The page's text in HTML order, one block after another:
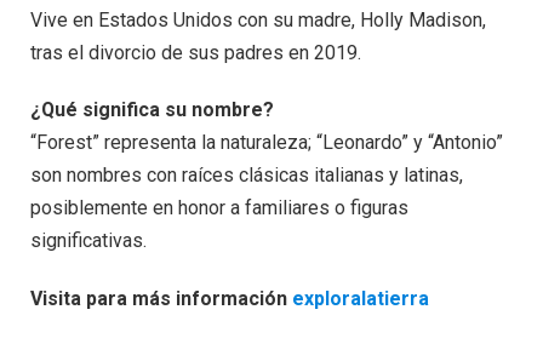
Vive en Estados Unidos con su madre, Holly Madison,
tras el divorcio de sus padres en 2019.
¿Qué significa su nombre?
“Forest” representa la naturaleza; “Leonardo” y “Antonio”
son nombres con raíces clásicas italianas y latinas,
posiblemente en honor a familiares o figuras
significativas.
Visita para más información exploralatierra